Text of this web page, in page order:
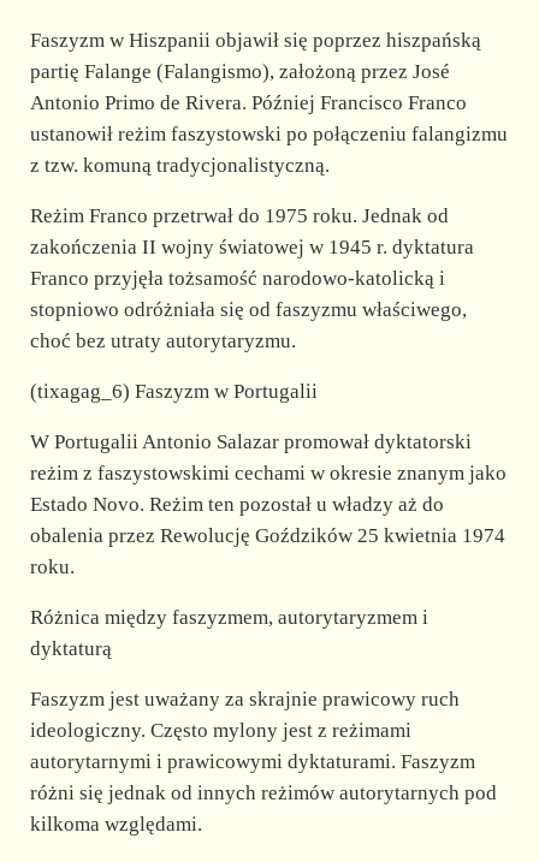
Faszyzm w Hiszpanii objawił się poprzez hiszpańską
partię Falange (Falangismo), założoną przez José
Antonio Primo de Rivera. Później Francisco Franco
ustanowił reżim faszystowski po połączeniu falangizmu
z tzw. komuną tradycjonalistyczną.
Reżim Franco przetrwał do 1975 roku. Jednak od
zakończenia II wojny światowej w 1945 r. dyktatura
Franco przyjęła tożsamość narodowo-katolicką i
stopniowo odróżniała się od faszyzmu właściwego,
choć bez utraty autorytaryzmu.
(tixagag_6) Faszyzm w Portugalii
W Portugalii Antonio Salazar promował dyktatorski
reżim z faszystowskimi cechami w okresie znanym jako
Estado Novo. Reżim ten pozostał u władzy aż do
obalenia przez Rewolucję Goździków 25 kwietnia 1974
roku.
Różnica między faszyzmem, autorytaryzmem i
dyktaturą
Faszyzm jest uważany za skrajnie prawicowy ruch
ideologiczny. Często mylony jest z reżimami
autorytarnymi i prawicowymi dyktaturami. Faszyzm
różni się jednak od innych reżimów autorytarnych pod
kilkoma względami.